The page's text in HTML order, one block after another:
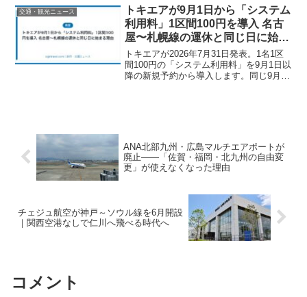
売するのは今回が初めてです。鹿児島中
央駅で朝に積...
交通・観光ニュース
トキエアが9月1日から「システム
利用料」1区間100円を導入 名古
屋〜札幌線の運休と同じ日に始ま
る理由
トキエアが2026年7月31日発表。1名1区
間100円の「システム利用料」を9月1日以
降の新規予約から導入します。同じ9月1
ANA北部九州・広島マルチエアポートが
廃止——「佐賀・福岡・北九州の自由変
更」が使えなくなった理由
チェジュ航空が神戸～ソウル線を6月開設
｜関西空港なしで仁川へ飛べる時代へ
コメント